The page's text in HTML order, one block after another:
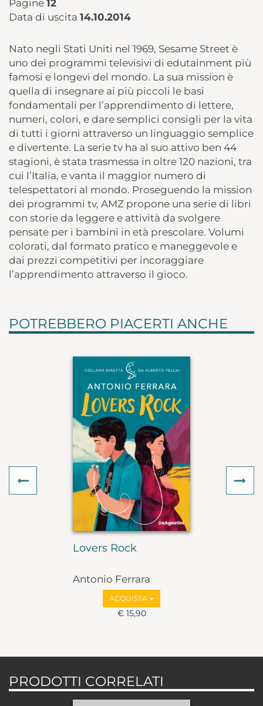
Pagine 12
Data di uscita 14.10.2014
Nato negli Stati Uniti nel 1969, Sesame Street è
uno dei programmi televisivi di edutainment più
famosi e longevi del mondo. La sua mission è
quella di insegnare ai più piccoli le basi
fondamentali per l’apprendimento di lettere,
numeri, colori, e dare semplici consigli per la vita
di tutti i giorni attraverso un linguaggio semplice
e divertente. La serie tv ha al suo attivo ben 44
stagioni, è stata trasmessa in oltre 120 nazioni, tra
cui l’Italia, e vanta il maggior numero di
telespettatori al mondo. Proseguendo la mission
dei programmi tv, AMZ propone una serie di libri
con storie da leggere e attività da svolgere
pensate per i bambini in età prescolare. Volumi
colorati, dal formato pratico e maneggevole e
dai prezzi competitivi per incoraggiare
l’apprendimento attraverso il gioco.
POTREBBERO PIACERTI ANCHE
Lovers Rock
Antonio Ferrara
ACQUISTA
€ 15,90
Previous
PRODOTTI CORRELATI